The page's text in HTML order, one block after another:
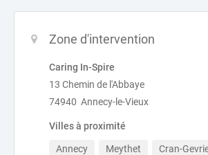
Zone d'intervention
Caring In-Spire
13 Chemin de l'Abbaye
74940 Annecy-le-Vieux
Villes à proximité
Annecy Meythet Cran-